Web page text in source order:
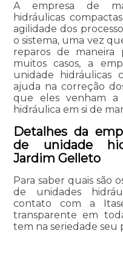
A empresa de
hidráulicas
agilidade dos
o sistema, uma vez
reparos de maneira
muitos casos, a
unidade hidráulicas
ajuda na correção
que eles venham a
hidráulica em si de
Detalhes da
de unidade
Jardim Gelleto
Para saber quais são
de unidades
contato com a
transparente em
tem na seriedade seu